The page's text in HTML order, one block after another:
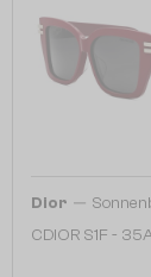
Dior —
CDIOR S1F -